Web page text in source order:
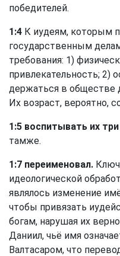
победителей.
1:4 К иудеям, которым
государственным
требования: 1)
привлекательность; 2)
держаться в обществе
Их возраст, вероятно,
1:5 воспитывать их
тамже.
1:7 переименовал.
идеологической
являлось изменение
чтобы привязать
богам, нарушая их
Даниил, чьё имя
Валтасаром, что